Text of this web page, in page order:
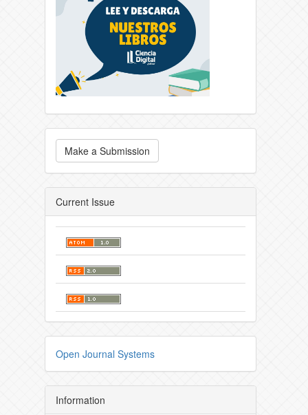
Make a Submission
Current Issue
Open Journal Systems
Information